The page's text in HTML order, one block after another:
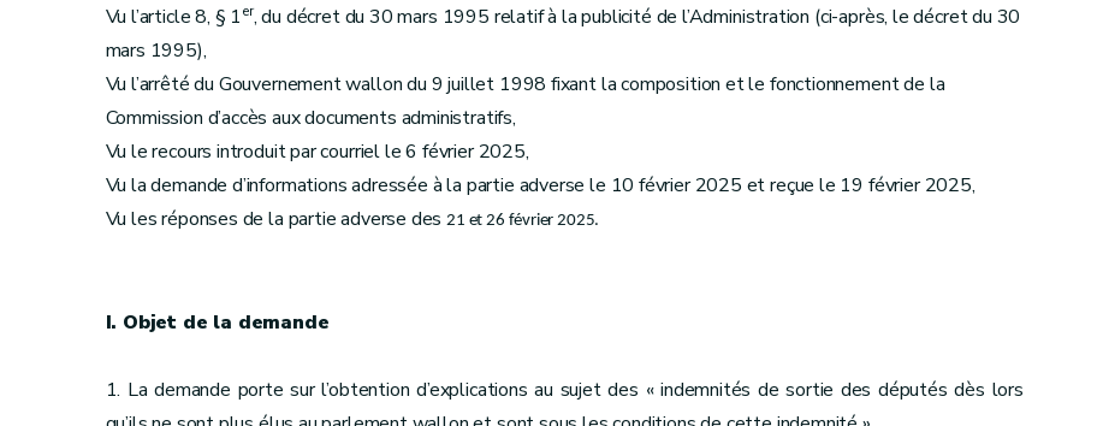
Vu l’article 8, § 1er, du décret du 30 mars 1995 relatif à la publicité de l’Administration (ci-après, le décret du 30
mars 1995),
Vu l’arrêté du Gouvernement wallon du 9 juillet 1998 fixant la composition et le fonctionnement de la
Commission d’accès aux documents administratifs,
Vu le recours introduit par courriel le 6 février 2025,
Vu la demande d’informations adressée à la partie adverse le 10 février 2025 et reçue le 19 février 2025,
Vu les réponses de la partie adverse des21 et 26 février 2025.
I. Objet de la demande
1. La demande porte sur l’obtention d’explications au sujet des « indemnités de sortie des députés dès lors